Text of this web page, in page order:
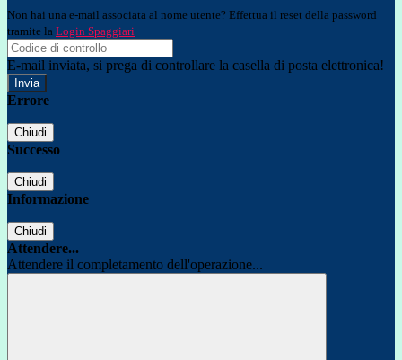
Non hai una e-mail associata al nome utente? Effettua il reset della password
tramite la Login Spaggiari
E-mail inviata, si prega di controllare la casella di posta elettronica!
Errore
Chiudi
Successo
Chiudi
Informazione
Chiudi
Attendere...
Attendere il completamento dell'operazione...